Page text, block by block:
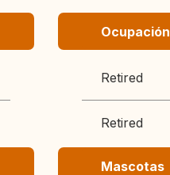
Ocupación
Retired
Retired
Mascotas